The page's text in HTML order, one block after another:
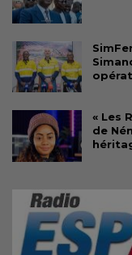
« Les
de